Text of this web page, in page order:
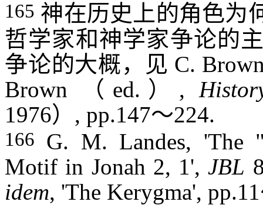
165 神在历史上的角色为
哲学家和神学家争论的
争论的大概，见 C.
Brown
（ ed. ） ,
1976） , pp.147～224.
166
G. M. Landes, 'The
Motif in Jonah 2, 1',JBL
idem, 'The Kerygma', pp.11